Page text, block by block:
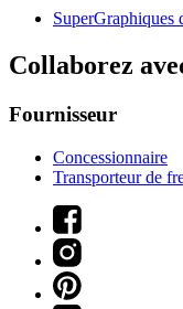
SuperGraphiques
Collaborez
Fournisseur
Concessionnaire
Transporteur de